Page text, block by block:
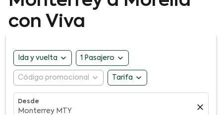
con Viva
Ida y vuelta expand_more 1 Pasajero expand_more
Código promocional expand_more Tarifa expand_more
Desde
Monterrey MTY close